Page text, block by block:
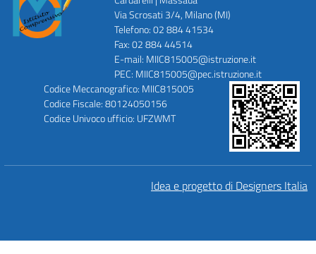
Via Scrosati 3/4, Milano (MI)
Telefono: 02 884 41534
Fax: 02 884 44514
E-mail: MIIC815005@istruzione.it
PEC: MIIC815005@pec.istruzione.it
Codice Meccanografico: MIIC815005
Codice Fiscale: 80124050156
Codice Univoco ufficio: UFZWMT
Idea e progetto di Designers Italia